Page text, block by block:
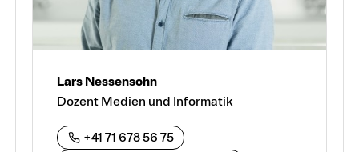
Lars Nessensohn
Dozent Medien und Informatik
+41 71 678 56 75